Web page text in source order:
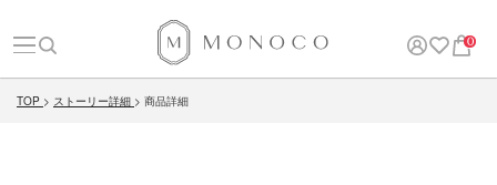
0
TOP ストーリー詳細 商品詳細